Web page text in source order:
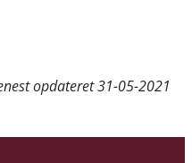
opdateret31-05-2021